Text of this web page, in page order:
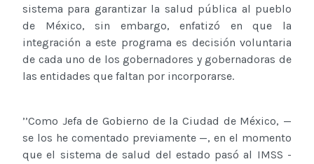
sistema para garantizar la salud pública al pueblo
de México, sin embargo, enfatizó en que la
integración a este programa es decisión voluntaria
de cada uno de los gobernadores y gobernadoras de
las entidades que faltan por incorporarse.
’’Como Jefa de Gobierno de la Ciudad de México, —
se los he comentado previamente —, en el momento
que el sistema de salud del estado pasó al IMSS -